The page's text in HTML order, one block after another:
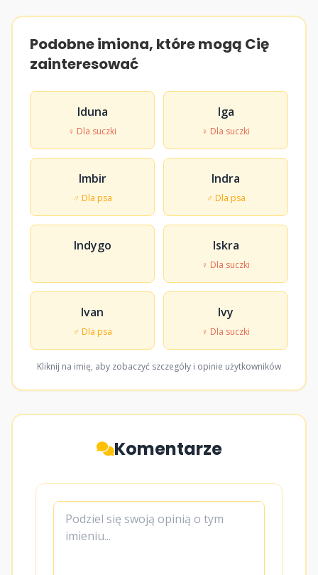
Podobne imiona, które mogą Cię
zainteresować
Iduna
♀ Dla suczki
Iga
♀ Dla suczki
Imbir
♂ Dla psa
Indra
♂ Dla psa
Indygo Iskra
♀ Dla suczki
Ivan
♂ Dla psa
Ivy
♀ Dla suczki
Kliknij na imię, aby zobaczyć szczegóły i opinie użytkowników
Komentarze